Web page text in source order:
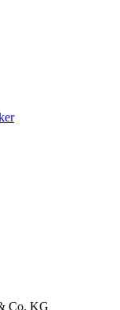
Co. KG